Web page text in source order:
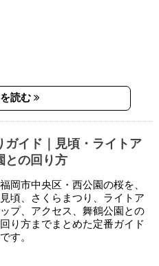
読む
ガイド｜見頃・ライトア
との回り方
福岡市中央区・西公園の桜を、
見頃、さくらまつり、ライトア
ップ、アクセス、舞鶴公園との
回り方までまとめた定番ガイド
です。